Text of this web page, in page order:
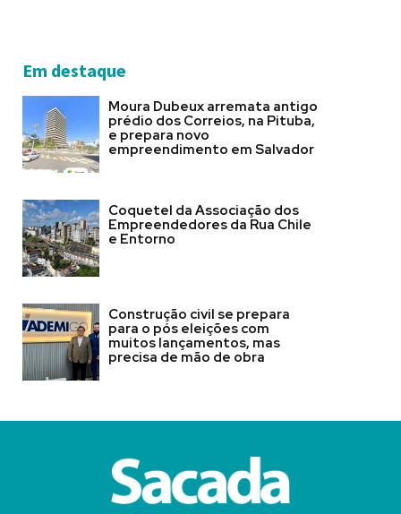
Em destaque
Moura Dubeux arremata antigo
prédio dos Correios, na Pituba,
e prepara novo
empreendimento em Salvador
Coquetel da Associação dos
Empreendedores da Rua Chile
e Entorno
Construção civil se prepara
para o pós eleições com
muitos lançamentos, mas
precisa de mão de obra